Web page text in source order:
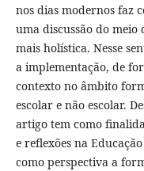
nos dias modernos faz
uma discussão do
mais holística. Nesse
a implementação, de
contexto no âmbito
escolar e não escolar.
artigo tem como
e reflexões na
como perspectiva a